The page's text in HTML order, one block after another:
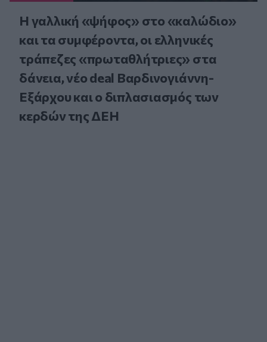
Η γαλλική «ψήφος» στο «καλώδιο»
και τα συμφέροντα, οι ελληνικές
τράπεζες «πρωταθλήτριες» στα
δάνεια, νέο deal Βαρδινογιάννη-
Εξάρχου και ο διπλασιασμός των
κερδών της ΔΕΗ